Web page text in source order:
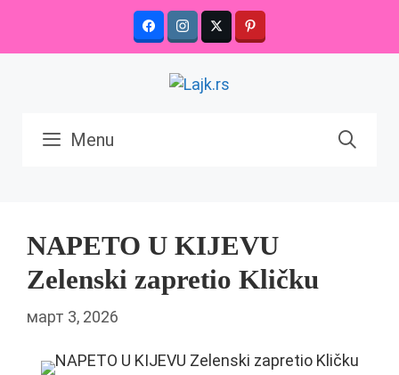
content
Menu
NAPETO U KIJEVU
Zelenski zapretio Kličku
март 3, 2026